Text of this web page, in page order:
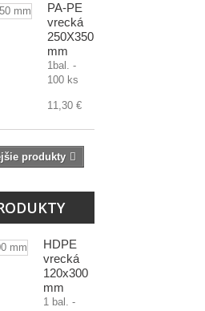
PA-PE
vrecká
250X350
mm
1bal. -
100 ks
11,30 €
produkty
HDPE
vrecká
120x300
mm
1 bal. -